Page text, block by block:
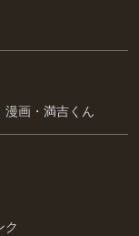
漫画・満吉くん
ク